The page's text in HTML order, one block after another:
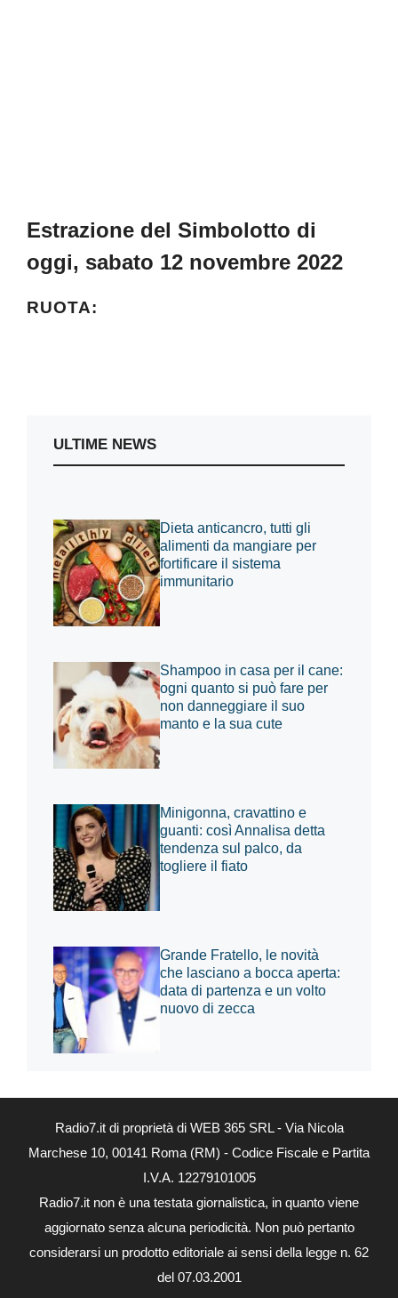
Estrazione del Simbolotto di
oggi, sabato 12 novembre 2022
RUOTA:
ULTIME NEWS
Dieta anticancro, tutti gli
alimenti da mangiare per
fortificare il sistema
immunitario
Shampoo in casa per il cane:
ogni quanto si può fare per
non danneggiare il suo
manto e la sua cute
Minigonna, cravattino e
guanti: così Annalisa detta
tendenza sul palco, da
togliere il fiato
Grande Fratello, le novità
che lasciano a bocca aperta:
data di partenza e un volto
nuovo di zecca
Radio7.it di proprietà di WEB 365 SRL - Via Nicola
Marchese 10, 00141 Roma (RM) - Codice Fiscale e Partita
I.V.A. 12279101005
Radio7.it non è una testata giornalistica, in quanto viene
aggiornato senza alcuna periodicità. Non può pertanto
considerarsi un prodotto editoriale ai sensi della legge n. 62
del 07.03.2001